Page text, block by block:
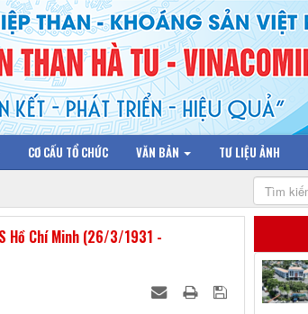
CƠ CẤU TỔ CHỨC VĂN BẢN TƯ LIỆU ẢNH
Hồ Chí Minh (26/3/1931 -